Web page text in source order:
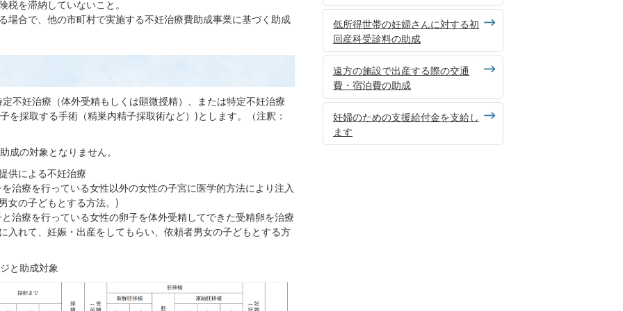
税を滞納していないこと。
場合で、他の市町村で実施する不妊治療費助成事業に基づく助成
不妊治療（体外受精もしくは顕微授精）、または特定不妊治療
を採取する手術（精巣内精子採取術など）)とします。（注釈：
成の対象となりません。
供による不妊治療
治療を行っている女性以外の女性の子宮に医学的方法により注入
女の子どもとする方法。)
治療を行っている女性の卵子を体外受精してできた受精卵を治療
入れて、妊娠・出産をしてもらい、依頼者男女の子どもとする方
と助成対象
低所得世帯の妊婦さんに対する初
回産科受診料の助成
遠方の施設で出産する際の交通
費・宿泊費の助成
妊婦のための支援給付金を支給し
ます